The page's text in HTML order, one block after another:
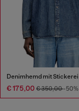
€ 175,00 € 350,00-50%